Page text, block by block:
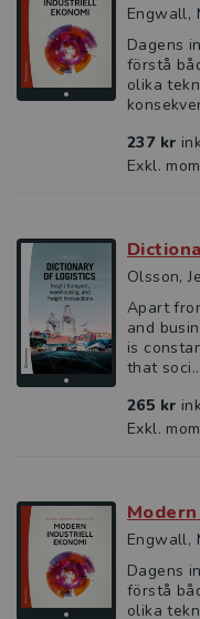
Engwall,
Dagens
förstå
olika
237 kr
Exkl.
Olsson,
Apart
and
is
that soci...
265 kr
Exkl.
Engwall,
Dagens
förstå
olika